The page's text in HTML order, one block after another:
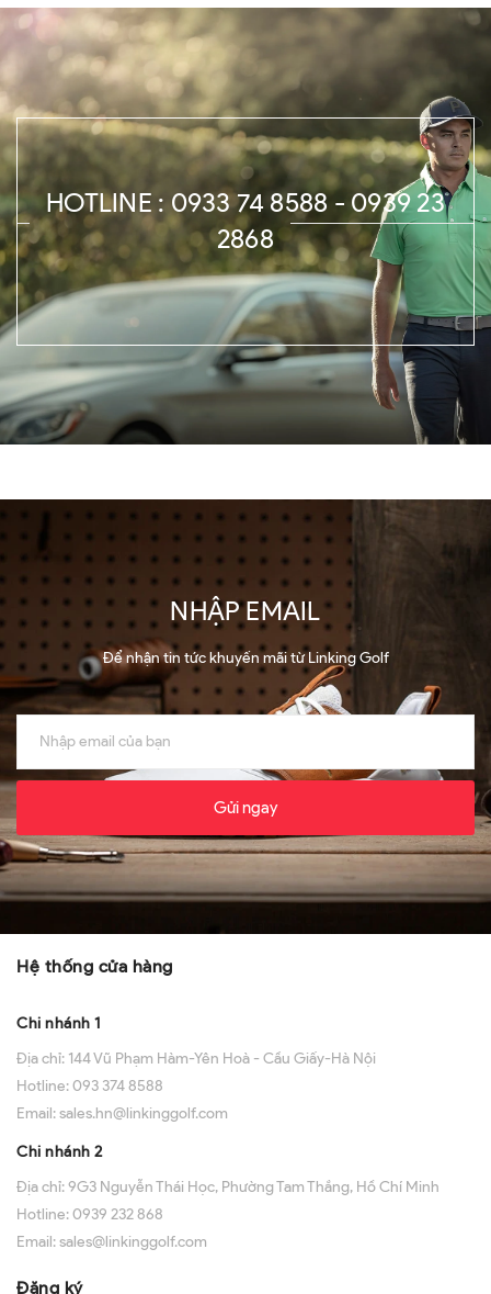
HOTLINE : 0933 74 8588 - 0939 23
2868
NHẬP EMAIL
Để nhận tin tức khuyến mãi từ Linking Golf
Gửi ngay
Hệ thống cửa hàng
Chi nhánh 1
Địa chỉ: 144 Vũ Phạm Hàm-Yên Hoà - Cầu Giấy-Hà Nội
Hotline:093 374 8588
Email:sales.hn@linkinggolf.com
Chi nhánh 2
Địa chỉ:9G3 Nguyễn Thái Học, Phường Tam Thắng, Hồ Chí Minh
Hotline:0939 232 868
Email:sales@linkinggolf.com
Đăng ký